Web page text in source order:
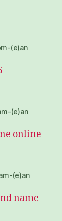
(e)an
(e)an
online
(e)an
name